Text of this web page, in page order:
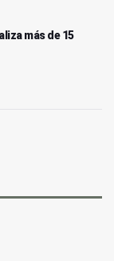
más de 15